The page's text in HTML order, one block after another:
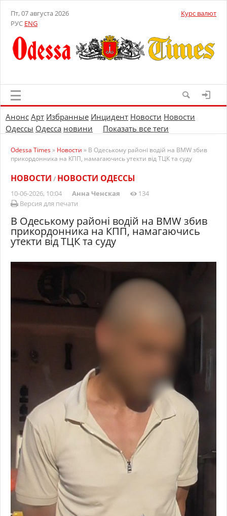
Пт, 07 августа 2026
РУС ENG
Курс валют
Анонс Арт Избранные Инцидент Новости Новости
Одессы Одесса новини Показать все теги
Odessa Times» Новости » В Одеському районі водій на BMW збив
прикордонника на КПП, намагаючись утекти від ТЦК та суду
НОВОСТИ / НОВОСТИ ОДЕССЫ
10-06-2026, 10:04 Анна Ченская
134
Версия для печати
В Одеському районі водій на BMW збив
прикордонника на КПП, намагаючись
утекти від ТЦК та суду